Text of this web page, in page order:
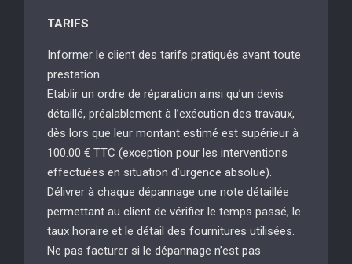
TARIFS
Informer le client des tarifs pratiqués avant toute
prestation
Etablir un ordre de réparation ainsi qu’un devis
détaillé, préalablement à l’exécution des travaux,
dès lors que leur montant estimé est supérieur à
100.00 € TTC (exception pour les interventions
effectuées en situation d’urgence absolue).
Délivrer à chaque dépannage une note détaillée
permettant au client de vérifier le temps passé, le
taux horaire et le détail des fournitures utilisées.
Ne pas facturer si le dépannage n’est pas